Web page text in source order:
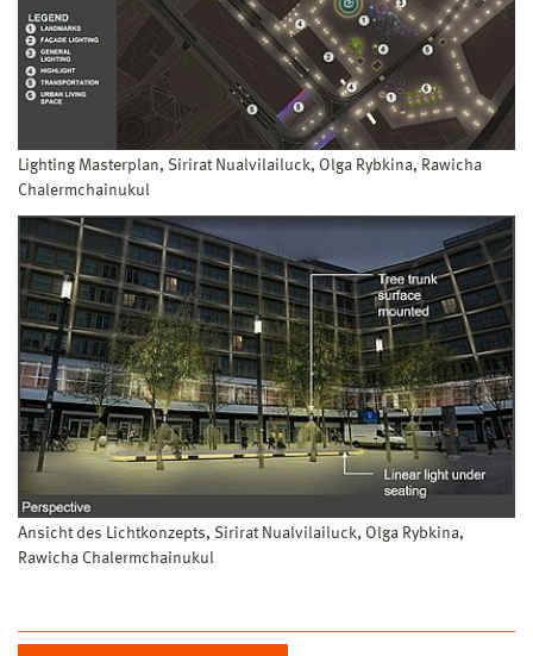
Lighting Masterplan, Sirirat Nualvilailuck, Olga Rybkina, Rawicha
Chalermchainukul
Ansicht des Lichtkonzepts, Sirirat Nualvilailuck, Olga Rybkina,
Rawicha Chalermchainukul